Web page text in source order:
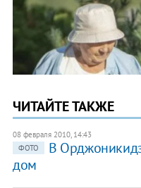
ЧИТАЙТЕ ТАКЖЕ
08 февраля 2010, 14:43
ФОТО
В
дом